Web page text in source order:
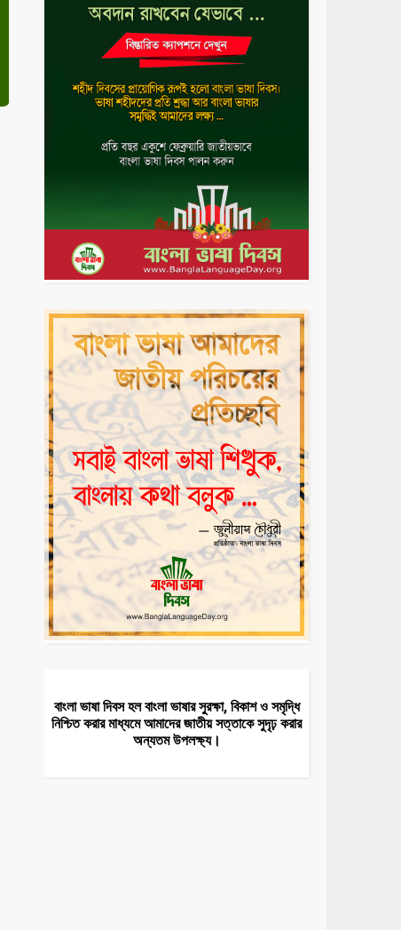
বাংলা ভাষা দিবস হল বাংলা ভাষার সুরক্ষা, বিকাশ ও সমৃদ্ধি
নিশ্চিত করার মাধ্যমে আমাদের জাতীয় সত্তাকে সুদৃঢ় করার
অন্যতম উপলক্ষ্য।